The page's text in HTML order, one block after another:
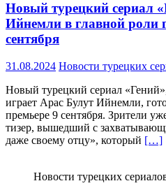
Новый турецкий сериал
Ийнемли в главной роли
сентября
31.08.2024 Новости турецких
Новый турецкий сериал
играет Арас Булут Ийнемли,
премьере 9 сентября. Зрители
тизер, вышедший с
даже своему отцу», который […]
Новости турецких